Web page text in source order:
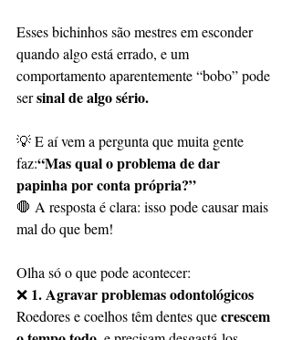
Esses bichinhos são mestres em esconder
quando algo está errado, e um
comportamento aparentemente “bobo” pode
ser sinal de algo sério.
💡 E aí vem a pergunta que muita gente
faz:“Mas qual o problema de dar
papinha por conta própria?”
🛑 A resposta é clara: isso pode causar mais
mal do que bem!
Olha só o que pode acontecer:
❌ 1. Agravar problemas odontológicos
Roedores e coelhos têm dentes que crescem